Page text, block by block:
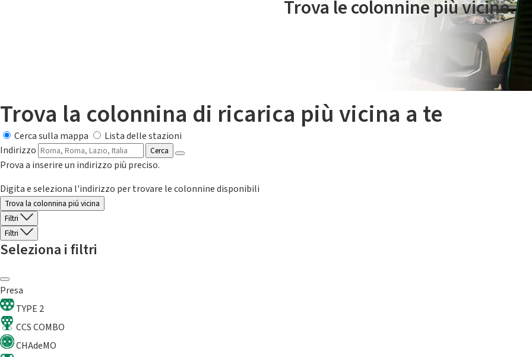
Trova le colonnine più vicine.
Trova la colonnina di ricarica più vicina a te
Cerca sulla mappa
Lista delle stazioni
Indirizzo
Cerca
Prova a inserire un indirizzo più preciso.
Digita e seleziona l'indirizzo per trovare le colonnine disponibili
Trova la colonnina piú vicina
Filtri
Filtri
Seleziona i filtri
Presa
TYPE 2
CCS COMBO
CHAdeMO